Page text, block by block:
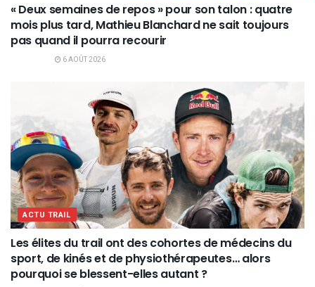
« Deux semaines de repos » pour son talon : quatre
mois plus tard, Mathieu Blanchard ne sait toujours
pas quand il pourra recourir
6 AOÛT 2026
ACTU TRAIL
Les élites du trail ont des cohortes de médecins du
sport, de kinés et de physiothérapeutes… alors
pourquoi se blessent-elles autant ?